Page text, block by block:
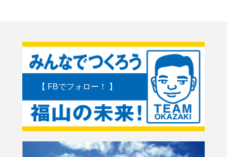
【 FBでフォロー！ 】